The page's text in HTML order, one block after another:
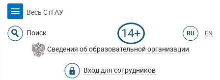
Весь СтГАУ
Поиск 14+ RU EN
Сведения об образовательной организации
Вход для сотрудников